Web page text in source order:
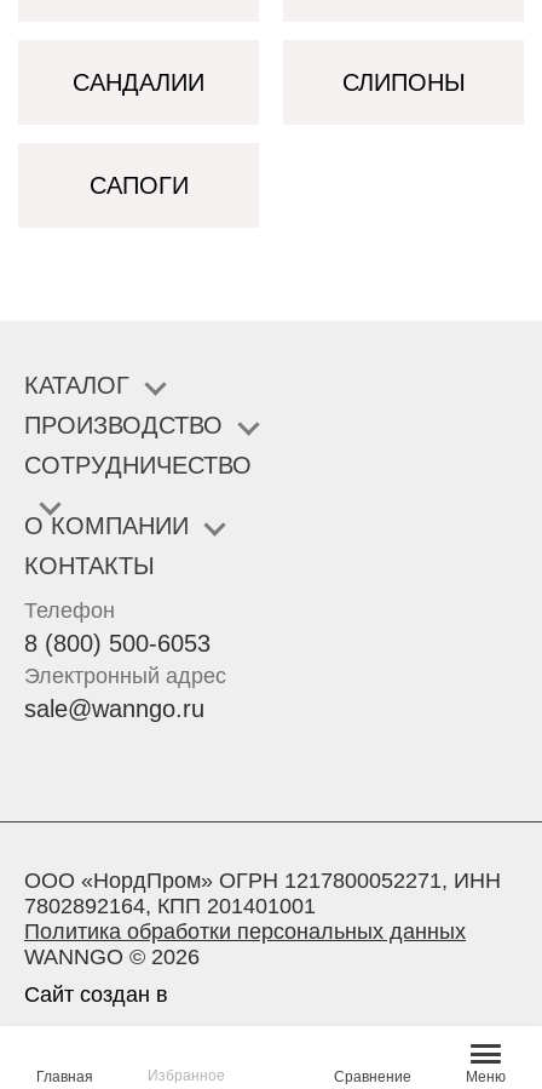
САНДАЛИИ СЛИПОНЫ
САПОГИ
Главная Избранное Сравнение Меню
КАТАЛОГ
ПРОИЗВОДСТВО
СОТРУДНИЧЕСТВО
О КОМПАНИИ
КОНТАКТЫ
Телефон
8 (800) 500-6053
Электронный адрес
sale@wanngo.ru
ООО «НордПром» ОГРН 1217800052271, ИНН
7802892164, КПП 201401001
Политика обработки персональных данных
WANNGO © 2026
Сайт создан в